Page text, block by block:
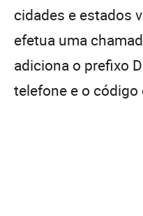
cidades e estados
efetua uma
adiciona o prefixo
telefone e o código